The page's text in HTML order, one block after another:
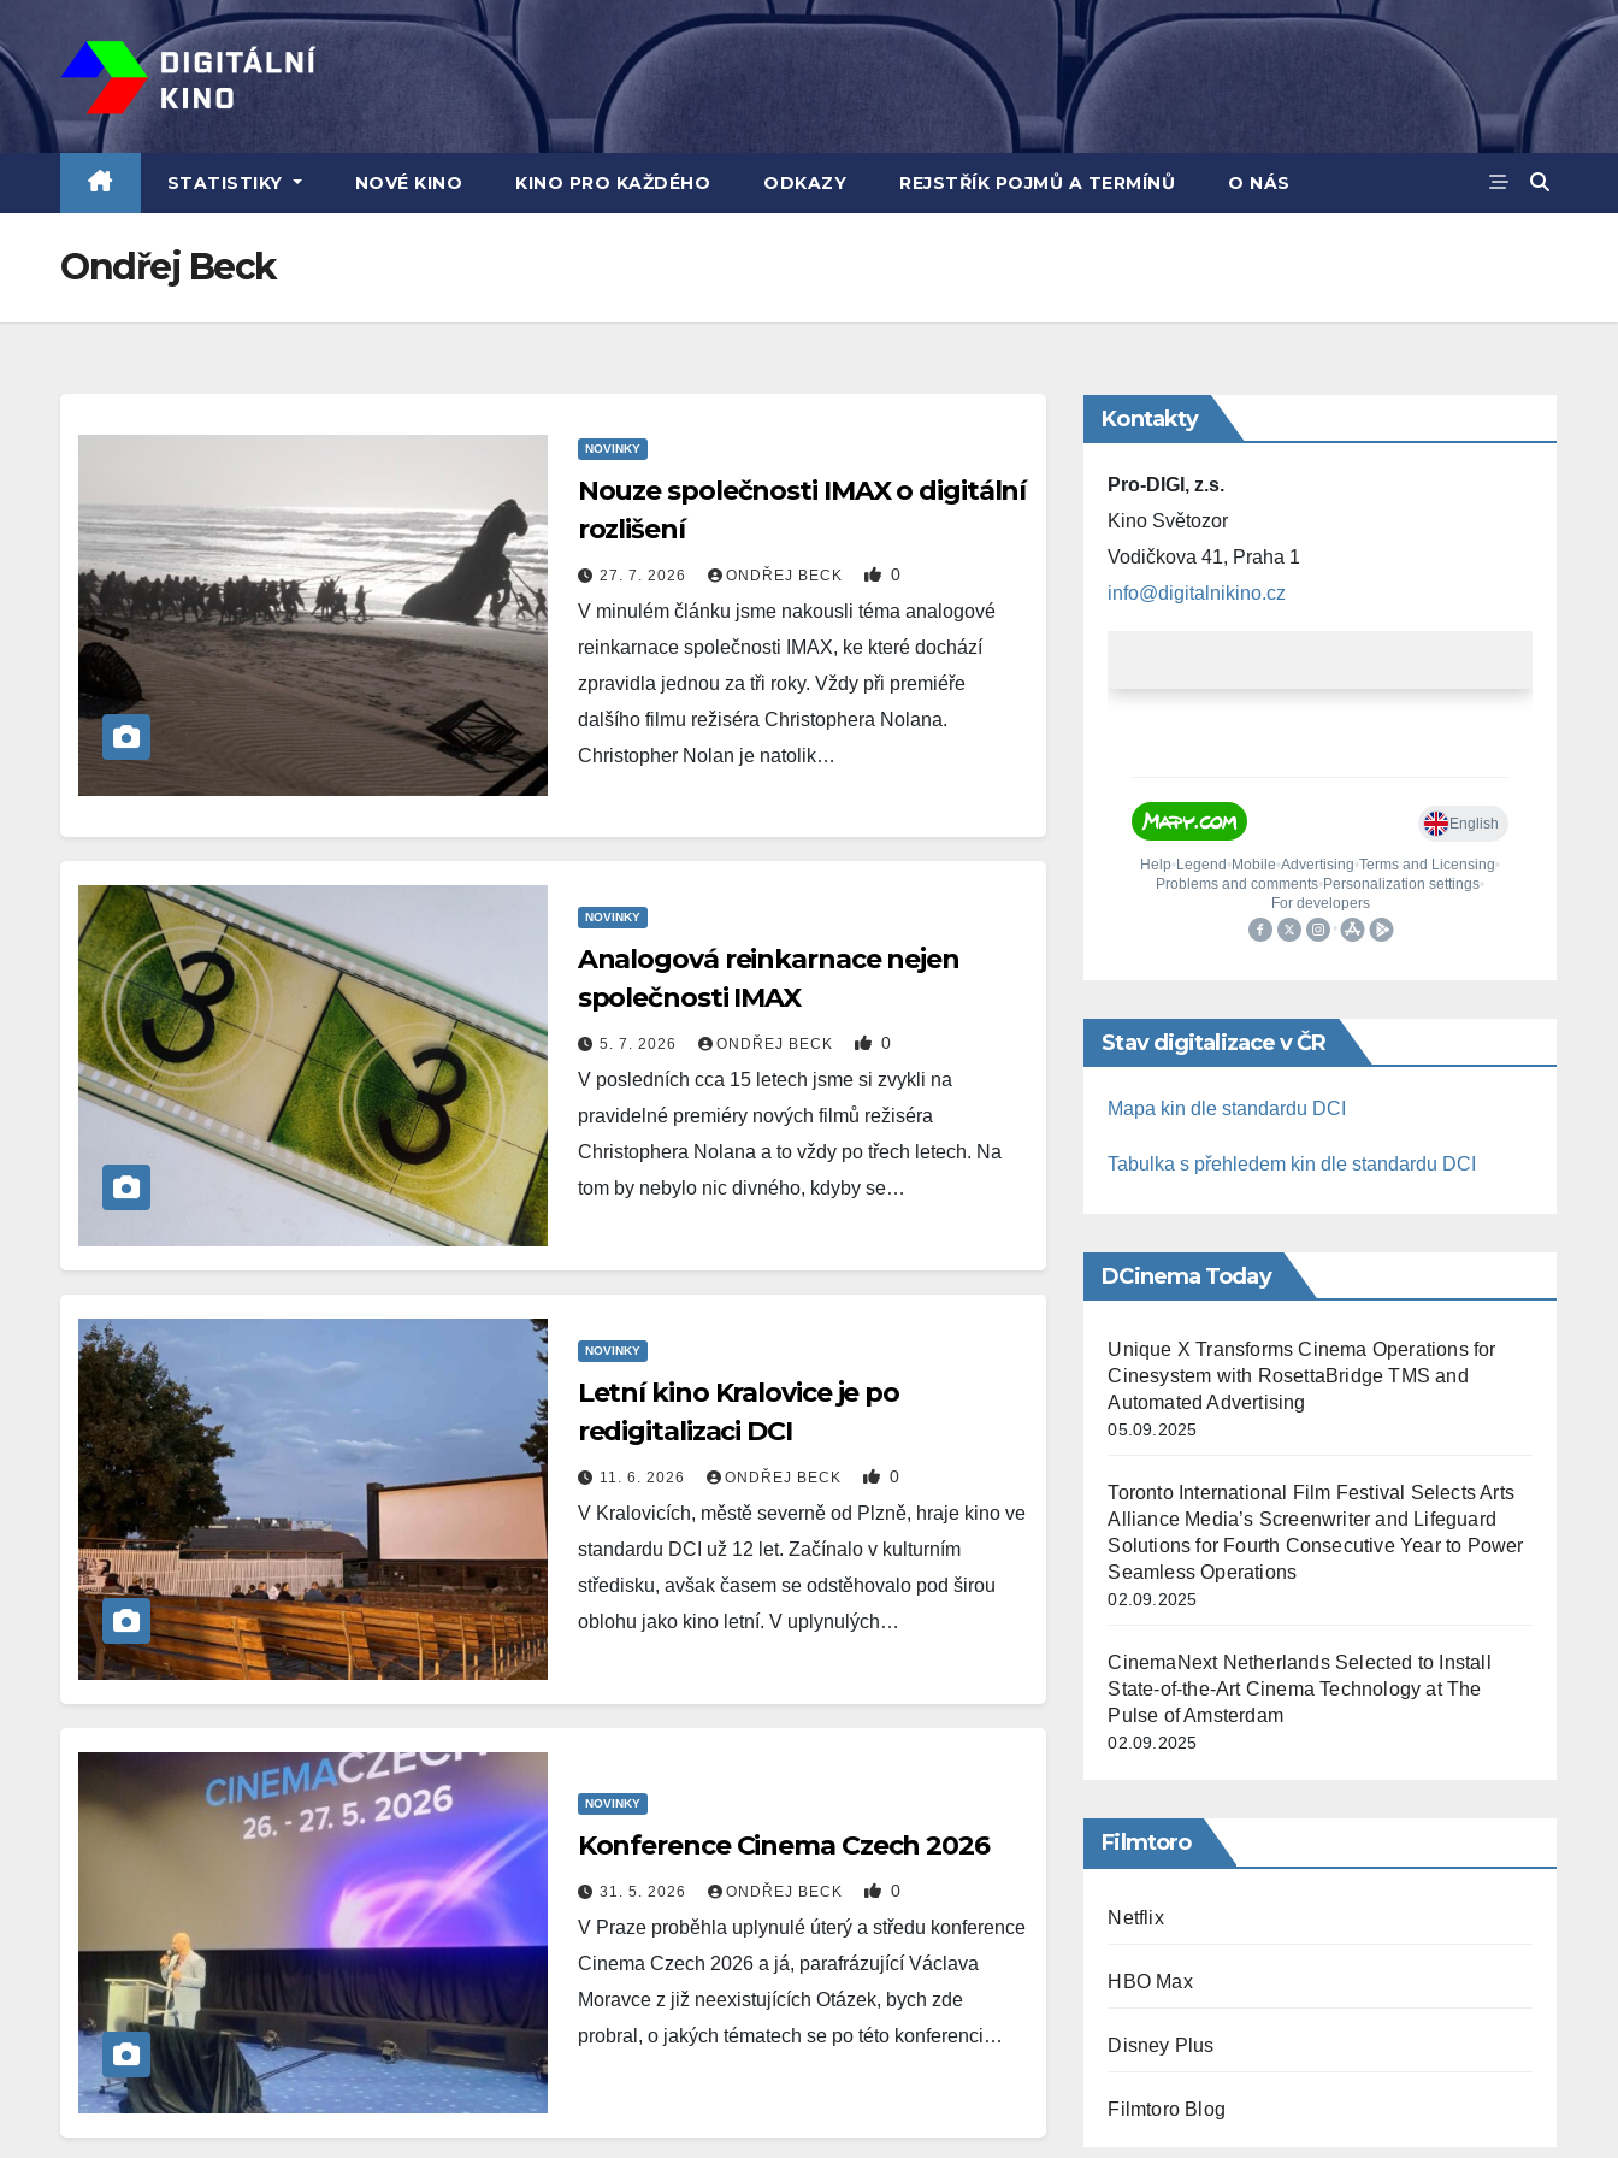
to
content
STATISTIKY NOVÉ KINO KINO PRO KAŽDÉHO ODKAZY REJSTŘÍK POJMŮ A TERMÍNŮ O NÁS
Ondřej Beck
NOVINKY
Nouze společnosti IMAX o digitální
rozlišení
27. 7. 2026 ONDŘEJ BECK 0
V minulém článku jsme nakousli téma analogové
reinkarnace společnosti IMAX, ke které dochází
zpravidla jednou za tři roky. Vždy při premiéře
dalšího filmu režiséra Christophera Nolana.
Christopher Nolan je natolik…
NOVINKY
Analogová reinkarnace nejen
společnosti IMAX
5. 7. 2026 ONDŘEJ BECK 0
V posledních cca 15 letech jsme si zvykli na
pravidelné premiéry nových filmů režiséra
Christophera Nolana a to vždy po třech letech. Na
tom by nebylo nic divného, kdyby se…
NOVINKY
Letní kino Kralovice je po
redigitalizaci DCI
11. 6. 2026 ONDŘEJ BECK 0
V Kralovicích, městě severně od Plzně, hraje kino ve
standardu DCI už 12 let. Začínalo v kulturním
středisku, avšak časem se odstěhovalo pod širou
oblohu jako kino letní. V uplynulých…
NOVINKY
Konference Cinema Czech 2026
31. 5. 2026 ONDŘEJ BECK 0
V Praze proběhla uplynulé úterý a středu konference
Cinema Czech 2026 a já, parafrázující Václava
Moravce z již neexistujících Otázek, bych zde
probral, o jakých tématech se po této konferenci…
Kontakty
Pro-DIGI, z.s.
Kino Světozor
Vodičkova 41, Praha 1
info@digitalnikino.cz
Stav digitalizace v ČR
Mapa kin dle standardu DCI
Tabulka s přehledem kin dle standardu DCI
DCinema Today
Unique X Transforms Cinema Operations for
Cinesystem with RosettaBridge TMS and
Automated Advertising
05.09.2025
Toronto International Film Festival Selects Arts
Alliance Media’s Screenwriter and Lifeguard
Solutions for Fourth Consecutive Year to Power
Seamless Operations
02.09.2025
CinemaNext Netherlands Selected to Install
State-of-the-Art Cinema Technology at The
Pulse of Amsterdam
02.09.2025
Filmtoro
Netflix
HBO Max
Disney Plus
Filmtoro Blog